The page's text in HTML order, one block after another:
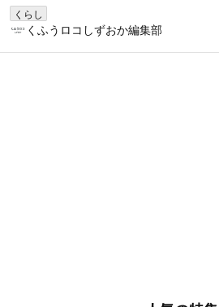
くらし
くふうロコしずおか編集部